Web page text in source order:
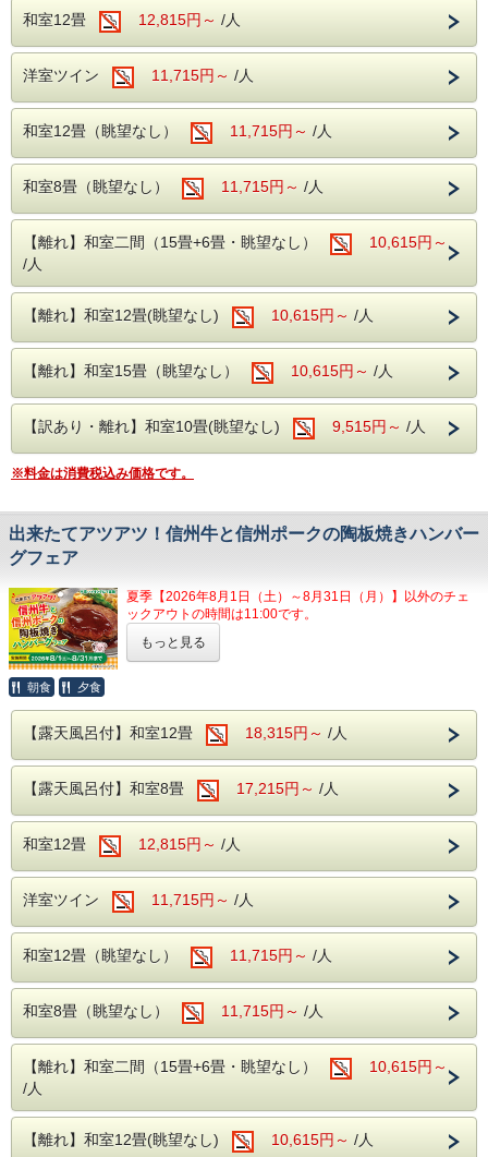
湯として有名な温泉となります！
身、冷え性などに効果があります。
石和温泉でお肌をすべすべにして、リフレッ
【お食事】
ご夕食時には創作和食膳＋約20種のハーフバ
イキングメニューをご用意。
したお料理の数々をお楽しみいただけます。
ハーフバイキングでは、山梨の郷土料理のほ
うとうや、寿司、天ぷら、揚げ物、焼き物、
ご飯、味噌汁、サラダなど様々な種類をご用
意しております。
ご夕食時はアルコールも含め飲み放題無料!!
生ビール・焼酎・日本酒・ワイン・ソフトド
リンク等のお飲み物をご自由にお飲みいただ
けます。
す。
【大浴場】
見る角度により表情を変えるのが魅力とな
り、風情溢れる当館の魅力の1つとなりま
す。
温泉は、ブドウ園から湧いた石和温泉。
アルカリ性のトロトロした湯が特徴で、クレ
ンジング効果により肌の汚れを落とす美肌の
湯となります。
【館内施設】
・無料予約制カラオケ
・ゲームコーナー
※客室露天風呂は沸かし湯となります。
和室12畳 12,815円～ /人
洋室ツイン 11,715円～ /人
和室12畳（眺望なし） 11,715円～ /人
和室8畳（眺望なし） 11,715円～ /人
【離れ】和室二間（15畳+6畳・眺望なし）
10,615円～
/人
【離れ】和室12畳(眺望なし) 10,615円～ /人
【離れ】和室15畳（眺望なし） 10,615円～ /人
【訳あり・離れ】和室10畳(眺望なし) 9,515円～ /人
※料金は消費税込み価格です。
出来たてアツアツ！信州牛と信州ポークの陶板焼きハンバー
グフェア
夏季【2026年8月1日（土）～8月31日（月）】以外のチェ
ックアウトの時間は11:00です。
自然豊かな信州の恵みを味わう、期間限
す。
上品な旨味の信州牛とやわらかな食感と甘みが魅力の信州ポ
ークを贅沢に使用しました。
熱々の陶板でご提供いたしますので、最後まで出来たての美
味しさをお楽しみいただけます。
夏休み限定メニュー
みください！
開催日程
【お食事】
ご夕食時には創作和食膳＋約20種のハーフバイキングメニ
ューをご用意。
創作和食膳は、季節に合った旬の食材を使用したお料理の
数々をお楽しみいただけます。
司、天ぷら、揚げ物、焼き物、ご飯、味噌汁、サラダなど
様々な種類をご用意しております。
もっと見る
朝食 夕食
【露天風呂付】和室12畳 18,315円～ /人
【露天風呂付】和室8畳 17,215円～ /人
和室12畳 12,815円～ /人
洋室ツイン 11,715円～ /人
和室12畳（眺望なし） 11,715円～ /人
和室8畳（眺望なし） 11,715円～ /人
【離れ】和室二間（15畳+6畳・眺望なし）
10,615円～
/人
【離れ】和室12畳(眺望なし) 10,615円～ /人